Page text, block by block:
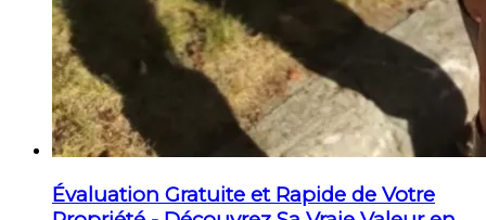
Évaluation Gratuite et Rapide de Votre